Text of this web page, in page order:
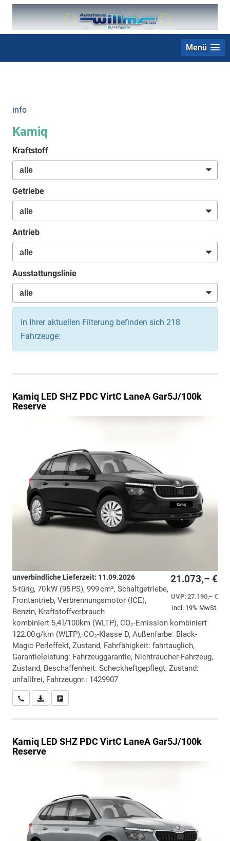
Menü
info
Kamiq
Kraftstoff
Getriebe
Antrieb
Ausstattungslinie
In Ihrer aktuellen Filterung befinden sich 218
Fahrzeuge:
Kamiq LED SHZ PDC VirtC LaneA Gar5J/100k
Reserve
21.073,– €
UVP:27.190,– €
incl. 19% MwSt.
unverbindliche Lieferzeit: 11.09.2026
5-türig, 70 kW (95 PS), 999 cm³, Schaltgetriebe,
Frontantrieb, Verbrennungsmotor (ICE),
Benzin, Kraftstoffverbrauch
kombiniert 5,4 l/100km (WLTP), CO₂-Emission kombiniert
122.00 g/km (WLTP), CO₂-Klasse D, Außenfarbe: Black-
Magic Perleffekt, Zustand, Fahrfähigkeit: fahrtauglich,
Garantieleistung: Fahrzeuggarantie, Nichtraucher-Fahrzeug,
Zustand, Beschaffenheit: Scheckheftgepflegt, Zustand:
unfallfrei, Fahrzeugnr.: 1429907
Wir rufen Sie anPDF-Datei, Fahrzeugexposé drucken
Kamiq LED SHZ PDC VirtC LaneA Gar5J/100k
Reserve